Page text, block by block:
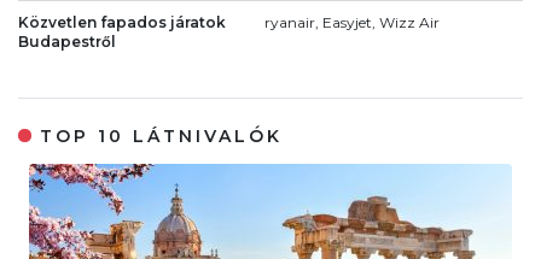
Közvetlen fapados járatok
Budapestről
ryanair, Easyjet, Wizz Air
TOP 10 LÁTNIVALÓK